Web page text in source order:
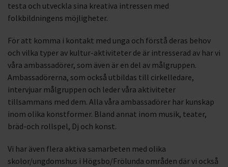
testa och utveckla sina kreativa intressen med
folkbildningens möjligheter.
För att komma i kontakt med unga och förstå deras behov
och vilka typer av kultur-aktiviteter de är intresserad av har vi
våra ambassadörer, som även är en del av målgruppen.
Ambassadörerna, som också utbildas till cirkelledare,
intervjuar målgruppen och leder våra aktiviteter
tillsammans med dem. Alla våra ambassadörer har kunskap
inom olika konstformer. Bland annat inom musik, teater,
bräd-och rollspel, Dj och konst.
Vi har även flera aktiva samarbeten med olika
skolor/ungdomshus i Högsbo/Frölunda områden där vi också